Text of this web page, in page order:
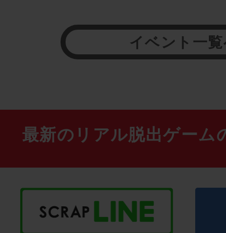
イベント一
最新のリアル脱出ゲーム